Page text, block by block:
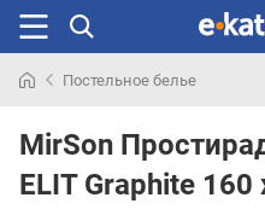
раньше
Постельное белье
MirSon
ELIT Graphite 160